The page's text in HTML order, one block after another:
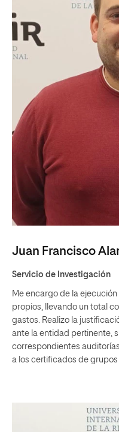
Juan Francisco
Servicio de Investigación
Me encargo de la
propios, llevando un total
gastos. Realizo la
ante la entidad pertinente,
correspondientes
a los certificados de